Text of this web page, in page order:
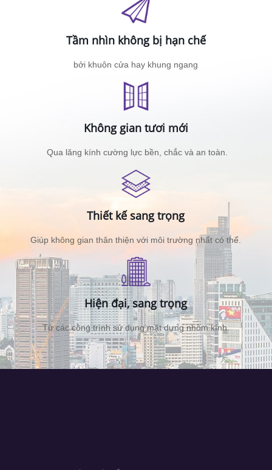
Tầm nhìn không bị hạn chế
bởi khuôn cửa hay khung ngang
Không gian tươi mới
Qua lăng kính cường lực bền, chắc và an toàn.
Thiết kế sang trọng
Giúp không gian thân thiện với môi trường nhất có thể.
Hiện đại, sang trọng
Từ các công trình sử dụng mặt dựng nhôm kính.